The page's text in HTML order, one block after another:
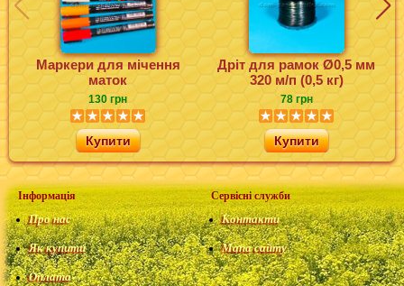
Маркери для мічення
маток
130 грн
Купити
Дріт для рамок Ø0,5 мм
320 м/п (0,5 кг)
78 грн
Купити
Інформація
Про нас
Як купити
Оплата
Сервісні служби
Контакти
Мапа сайту